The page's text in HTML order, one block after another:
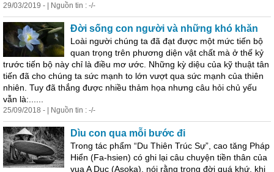
29/03/2019 - | Nguồn tin : -/-
Đời sống con người và những khó khăn
Loài người chúng ta đã đạt được một mức tiến bộ
quan trọng trên phương diện vật chất mà ở thế kỷ
trước tiến bộ này chỉ là điều mơ ước. Những kỳ diệu của kỹ thuật tân
tiến đã cho chúng ta sức mạnh to lớn vượt qua sức mạnh của thiên
nhiên. Tuy đã thắng được nhiều thảm họa nhưng câu hỏi chủ yếu
vẫn là:......
25/09/2018 - | Nguồn tin : -/-
Dìu con qua mỗi bước đi
Trong tác phẩm “Du Thiên Trúc Sự”, cao tăng Pháp
Hiển (Fa-hsien) có ghi lại câu chuyện tiền thân của
vua A Dục (Asoka), nói rằng trong đời quá khứ, khi